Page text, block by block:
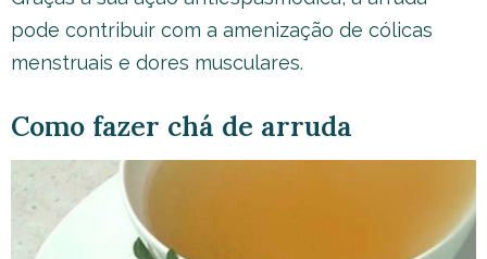
pode contribuir com a amenização de cólicas
menstruais e dores musculares.
Como fazer chá de arruda